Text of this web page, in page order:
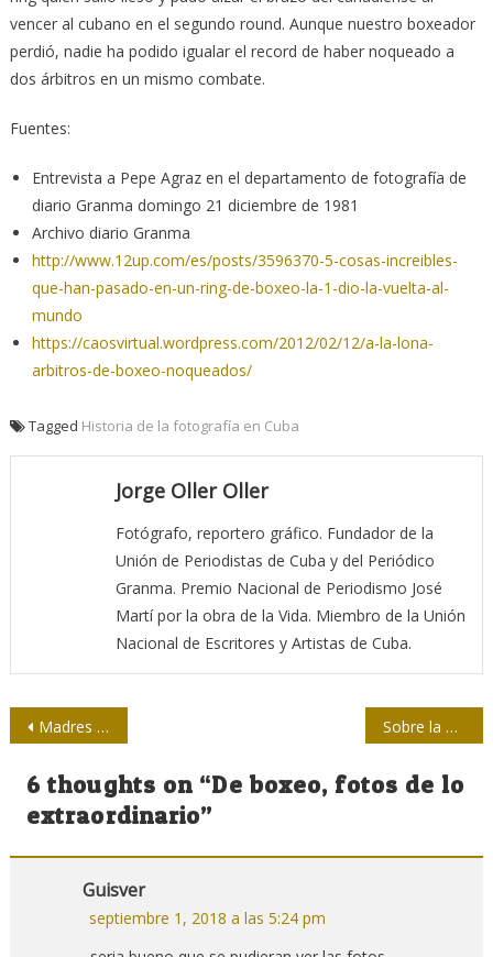
vencer al cubano en el segundo round. Aunque nuestro boxeador
perdió, nadie ha podido igualar el record de haber noqueado a
dos árbitros en un mismo combate.
Fuentes:
Entrevista a Pepe Agraz en el departamento de fotografía de
diario Granma domingo 21 diciembre de 1981
Archivo diario Granma
http://www.12up.com/es/posts/3596370-5-cosas-increibles-
que-han-pasado-en-un-ring-de-boxeo-la-1-dio-la-vuelta-al-
mundo
https://caosvirtual.wordpress.com/2012/02/12/a-la-lona-
arbitros-de-boxeo-noqueados/
Tagged Historia de la fotografía en Cuba
Jorge Oller Oller
Fotógrafo, reportero gráfico. Fundador de la
Unión de Periodistas de Cuba y del Periódico
Granma. Premio Nacional de Periodismo José
Martí por la obra de la Vida. Miembro de la Unión
Nacional de Escritores y Artistas de Cuba.
Navegación
de
entradas
Madres de Plaza de Mayo, ejemplo de lucha y comunicación Sobre la excepcional importancia de TeleSUR
6 thoughts on “De boxeo, fotos de lo
extraordinario”
Guisver
septiembre 1, 2018 a las 5:24 pm